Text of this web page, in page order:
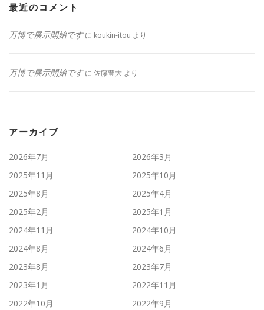
最近のコメント
万博で展示開始ですに koukin-itou より
万博で展示開始ですに 佐藤豊大 より
アーカイブ
2026年7月
2026年3月
2025年11月
2025年10月
2025年8月
2025年4月
2025年2月
2025年1月
2024年11月
2024年10月
2024年8月
2024年6月
2023年8月
2023年7月
2023年1月
2022年11月
2022年10月
2022年9月